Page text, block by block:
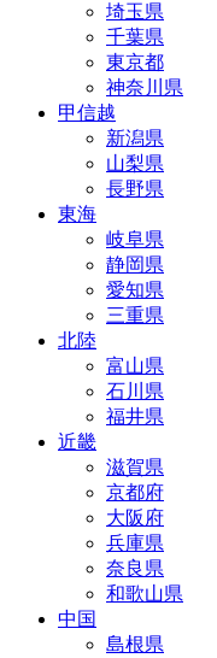
埼玉県
千葉県
東京都
神奈川県
甲信越
新潟県
山梨県
長野県
東海
岐阜県
静岡県
愛知県
三重県
北陸
富山県
石川県
福井県
近畿
滋賀県
京都府
大阪府
兵庫県
奈良県
和歌山県
中国
島根県